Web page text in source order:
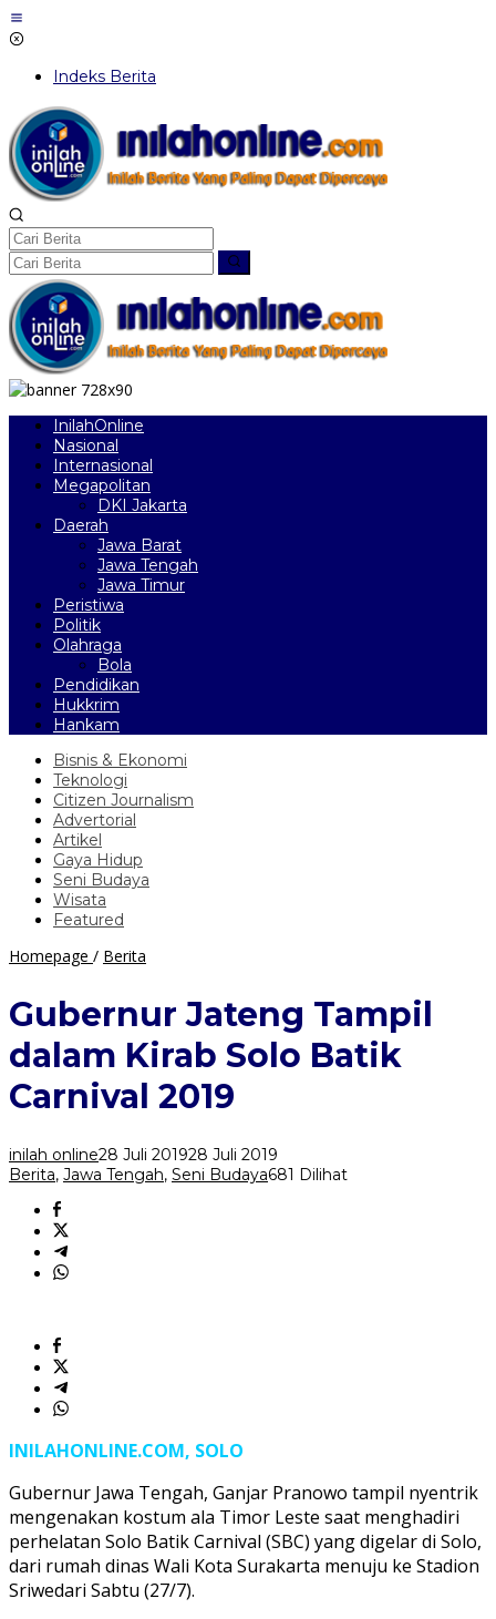
Lewati
ke
Indeks Berita
InilahOnline
Nasional
Internasional
Megapolitan
DKI Jakarta
Daerah
Jawa Barat
Jawa Tengah
Jawa Timur
Peristiwa
Politik
Olahraga
Bola
Pendidikan
Hukkrim
Hankam
Bisnis & Ekonomi
Teknologi
Citizen Journalism
Advertorial
Artikel
Gaya Hidup
Seni Budaya
Wisata
Featured
Homepage / Berita
Tampil
dalam
Kirab
Solo
Batik
Carnival
Gubernur Jateng Tampil
dalam Kirab Solo Batik
Carnival 2019
inilah online28 Juli 201928 Juli 2019
Berita, Jawa Tengah, Seni Budaya681 Dilihat
INILAHONLINE.COM, SOLO
Gubernur Jawa Tengah, Ganjar Pranowo tampil nyentrik
mengenakan kostum ala Timor Leste saat menghadiri
perhelatan Solo Batik Carnival (SBC) yang digelar di Solo,
dari rumah dinas Wali Kota Surakarta menuju ke Stadion
Sriwedari Sabtu (27/7).